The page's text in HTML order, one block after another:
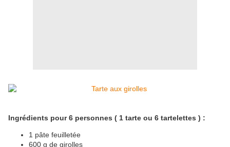
Ingrédients pour 6 personnes ( 1 tarte ou 6 tartelettes ) :
1 pâte feuilletée
600 g de girolles